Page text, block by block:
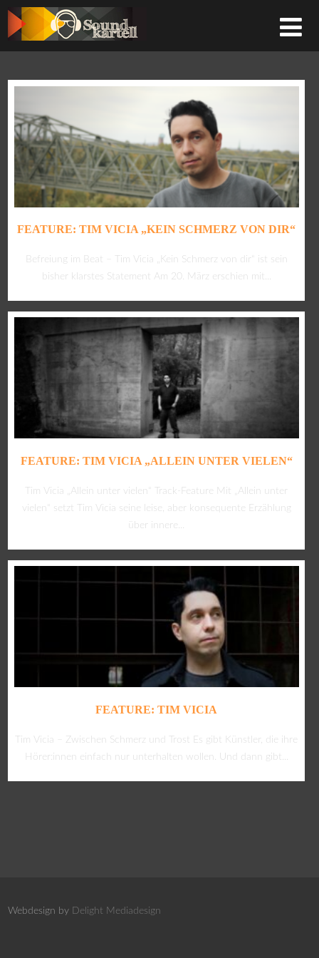
FEATURE: TIM VICIA „KEIN SCHMERZ VON DIR“
Befreiung im Beat – Tim Vicia „Kein Schmerz von dir“ ist sein
bisher klarstes Statement Am 20. März erschien mit...
FEATURE: TIM VICIA „ALLEIN UNTER VIELEN“
Tim Vicia „Allein unter vielen“ Track-Feature Mit „Allein unter
vielen“ setzt Tim Vicia seine leise, aber konsequente Erzählung
über innere...
FEATURE: TIM VICIA
Tim Vicia – Zwischen Schmerz und Trost Es gibt Künstler, die ihre
Hörer:innen einfach nur unterhalten wollen. Und dann gibt...
Webdesign by Delight Mediadesign